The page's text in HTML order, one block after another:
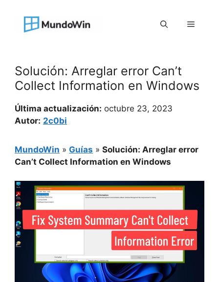
contenido
Menú
Solución: Arreglar error Can’t
Collect Information en Windows
Última actualización: octubre 23, 2023
Autor: 2c0bi
MundoWin » Guías » Solución: Arreglar error
Can’t Collect Information en Windows